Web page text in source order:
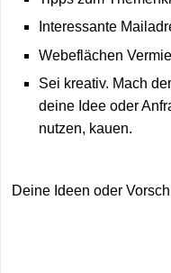
Interessante
Webeflächen
Sei kreativ. Mach
deine Idee oder
nutzen, kauen.
Deine Ideen oder